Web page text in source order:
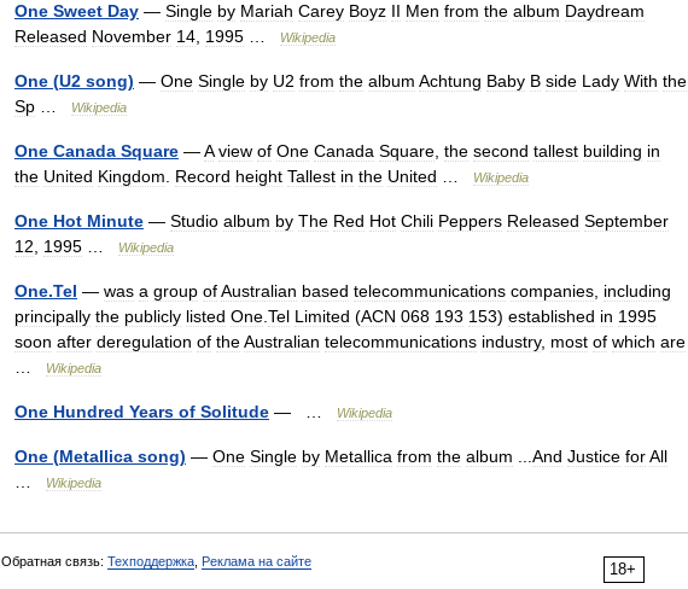
One Sweet Day — Single by Mariah Carey Boyz II Men from the album Daydream
Released November 14 1995 Wikipedia
One (U2 song) — One Single by U2 from the album Achtung Baby B side Lady With the
Sp
Wikipedia
One Canada Square —A view of One Canada Square the second tallest building in
the United Kingdom Record height Tallest in the United Wikipedia
One Hot Minute — Studio album by The Red Hot Chili Peppers Released September
12
1995 Wikipedia
One.Tel — was a group ofAustralian based telecommunications companies including
principally the publicly listed One Tel Limited (ACN 068 193 153) established in 1995
soon after deregulation of theAustralian telecommunications industry, most of which are
Wikipedia
One Hundred Years of Solitude — … Wikipedia
One (Metallica song) — One Single by Metallica from the album And Justice forAll
Wikipedia
18+
Обратная связь: Техподдержка Реклама на сайте